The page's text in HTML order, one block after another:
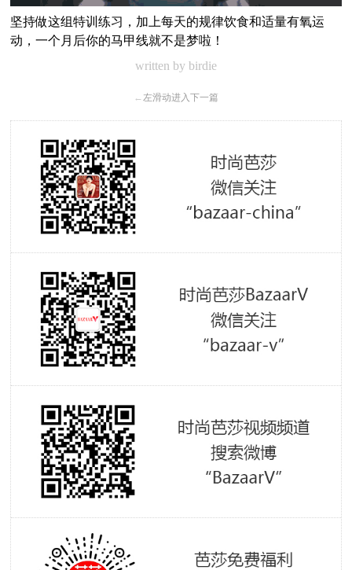
坚持做这组特训练习，加上每天的规律饮食和适量有氧运
动，一个月后你的马甲线就不是梦啦！
written by birdie
← 左滑动进入下一篇